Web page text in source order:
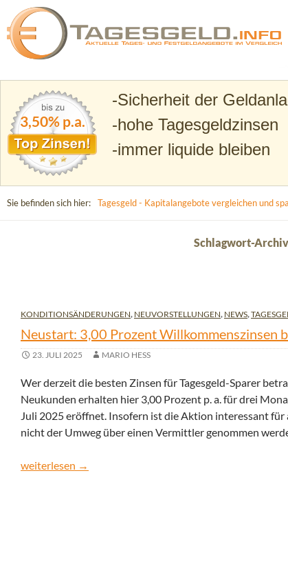
Tagesgeld.info – Tagesgeldkonten vergleichen
3,50% p.a.
Sicherheit der
hohe Tagesgeldzinsen
immer liquide bleiben
Sie befinden sich hier: Tagesgeld - Kapitalangebote vergleichen und
Schlagwort-
KONDITIONSÄNDERUNGEN, NEUVORSTELLUNGEN, NEWS,
Neustart: 3,00 Prozent Willkommenszinsen
23. JULI 2025 MARIO HESS
Wer derzeit die besten Zinsen für Tagesgeld-Sparer
Neukunden erhalten hier 3,00 Prozent p. a. für drei
Juli 2025 eröffnet. Insofern ist die Aktion interessant
nicht der Umweg über einen Vermittler genommen
Neustart: 3,00 Prozent Willkommenszinsen bei der
weiterlesen →